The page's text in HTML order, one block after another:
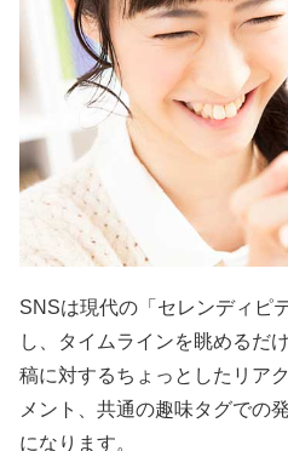
SNSは現代の「セレンディピ
し、タイムラインを眺めるだ
稿に対するちょっとしたリア
メント、共通の趣味タグでの
になります。